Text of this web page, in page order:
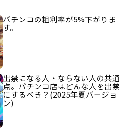
パチンコの粗利率が5%下がりま
す。
出禁になる人・ならない人の共通
点。パチンコ店はどんな人を出禁
にするべき？(2025年夏バージョ
ン)